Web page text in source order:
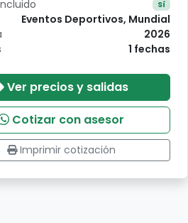
Sí
Eventos Deportivos, Mundial
2026
1 fechas
Ver precios y salidas
Cotizar con asesor
Imprimir cotización